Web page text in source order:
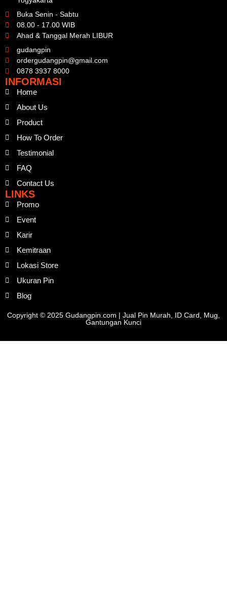
Buka Senin - Sabtu
08.00 - 17.00 WIB
Ahad & Tanggal Merah LIBUR
gudangpin
ordergudangpin@gmail.com
0878 3937 8000
INFORMASI
Home
About Us
Product
How To Order
Testimonial
FAQ
Contact Us
LINKS
Promo
Event
Karir
Kemitraan
Lokasi Store
Ukuran Pin
Blog
Copyright © 2025 Gudangpin.com | Jual Pin Murah, ID Card, Mug,
Gantungan Kunci